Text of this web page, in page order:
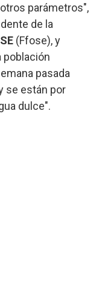
parámetros",
de la
(Ffose), y
población
pasada
se están por
dulce".